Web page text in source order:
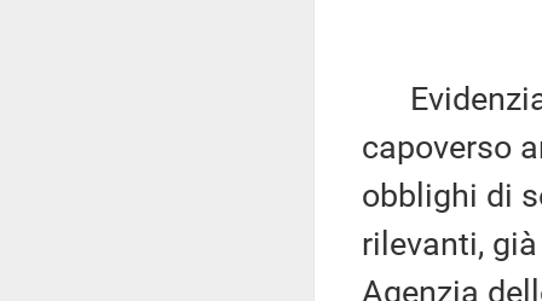
Evidenzia
capoverso
obblighi di
rilevanti,
Agenzia